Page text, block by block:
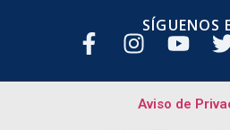
SÍGUENOS
Aviso de